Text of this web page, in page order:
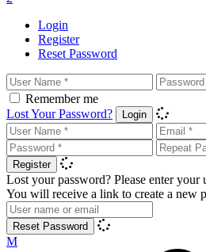
Login
Register
Reset Password
Remember me
Lost Your Password?
Login
Register
Lost your password? Please enter your
You will receive a link to create a new
Reset Password